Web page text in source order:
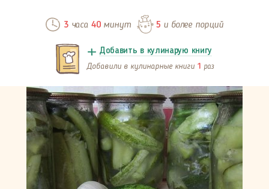
3часа 40минут 5 и более порций
Добавить в кулинарую книгу
Добавили в кулинарные книги 1 раз